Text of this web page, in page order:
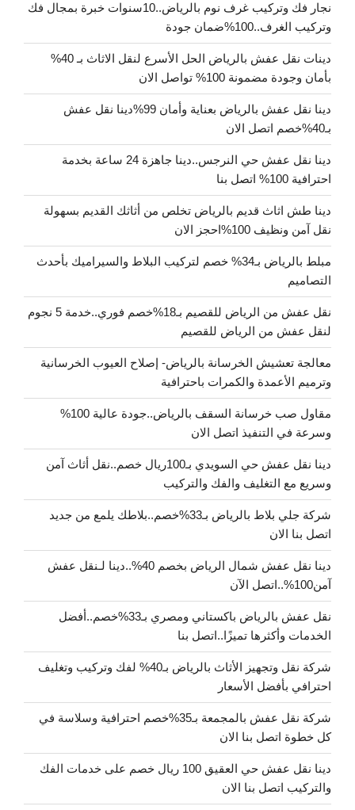
نجار فك وتركيب غرف نوم بالرياض..10سنوات خبرة بمجال فك
وتركيب الغرف..100%ضمان جودة
دينات نقل عفش بالرياض الحل الأسرع لنقل الاثاث بـ 40%
بأمان وجودة مضمونة 100% تواصل الان
دينا نقل عفش بالرياض بعناية وأمان 99%دينا نقل عفش
بـ40%خصم اتصل الان
دينا نقل عفش حي النرجس..دينا جاهزة 24 ساعة بخدمة
احترافية 100% اتصل بنا
دينا طش اثاث قديم بالرياض تخلص من أثاثك القديم بسهولة
نقل آمن ونظيف 100%احجز الان
مبلط بالرياض بـ34% خصم لتركيب البلاط والسيراميك بأحدث
التصاميم
نقل عفش من الرياض للقصيم بـ18%خصم فوري..خدمة 5 نجوم
لنقل عفش من الرياض للقصيم
معالجة تعشيش الخرسانة بالرياض- إصلاح العيوب الخرسانية
وترميم الأعمدة والكمرات باحترافية
مقاول صب خرسانة السقف بالرياض..جودة عالية 100%
وسرعة في التنفيذ اتصل الان
دينا نقل عفش حي السويدي بـ100ريال خصم..نقل أثاث آمن
وسريع مع التغليف والفك والتركيب
شركة جلي بلاط بالرياض بـ33%خصم..بلاطك يلمع من جديد
اتصل بنا الان
دينا نقل عفش شمال الرياض بخصم 40%..دينا لـنقل عفش
آمن100%..اتصل الآن
نقل عفش بالرياض باكستاني ومصري بـ33%خصم..أفضل
الخدمات وأكثرها تميزًا..اتصل بنا
شركة نقل وتجهيز الأثاث بالرياض بـ40% لفك وتركيب وتغليف
احترافي بأفضل الأسعار
شركة نقل عفش بالمجمعة بـ35%خصم احترافية وسلاسة في
كل خطوة اتصل بنا الان
دينا نقل عفش حي العقيق 100 ريال خصم على خدمات الفك
والتركيب اتصل بنا الان